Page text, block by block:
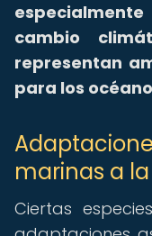
cambio
representan
para los
marinas a
Ciertas